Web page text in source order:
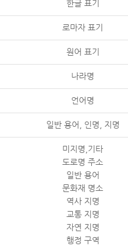
한글 표기
로마자 표기
원어 표기
나라명
언어명
일반 용어, 인명, 지명
미지명,기타
도로명 주소
일반 용어
문화재 명소
역사 지명
교통 지명
자연 지명
행정 구역